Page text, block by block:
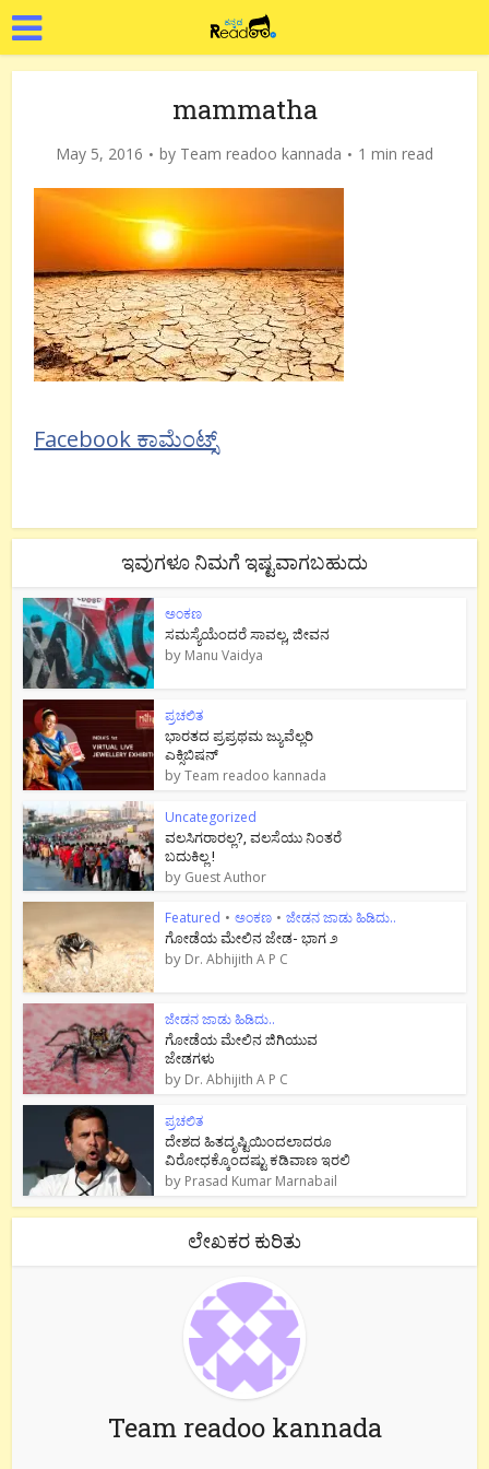
mammatha
May 5, 2016 by Team readoo kannada 1 min read
Facebook ಕಾಮೆಂಟ್ಸ್
ಇವುಗಳೂ ನಿಮಗೆ ಇಷ್ಟವಾಗಬಹುದು
ಅಂಕಣ
ಸಮಸ್ಯೆಯೆಂದರೆ ಸಾವಲ್ಲ, ಜೀವನ
by Manu Vaidya
ಪ್ರಚಲಿತ
ಭಾರತದ ಪ್ರಪ್ರಥಮ ಜ್ಯುವೆಲ್ಲರಿ
ಎಕ್ಸಿಬಿಷನ್
byTeam readoo kannada
Uncategorized
ವಲಸಿಗರಾರಲ್ಲ?, ವಲಸೆಯು ನಿಂತರೆ
ಬದುಕಿಲ್ಲ !
by Guest Author
Featured • ಅಂಕಣ • ಜೇಡನ ಜಾಡು ಹಿಡಿದು..
ಗೋಡೆಯ ಮೇಲಿನ ಜೇಡ- ಭಾಗ ೨
by Dr. Abhijith A P C
ಜೇಡನ ಜಾಡು ಹಿಡಿದು..
ಗೋಡೆಯ ಮೇಲಿನ ಜಿಗಿಯುವ
ಜೇಡಗಳು
by Dr. Abhijith A P C
ಪ್ರಚಲಿತ
ದೇಶದ ಹಿತದೃಷ್ಟಿಯಿಂದಲಾದರೂ
ವಿರೋಧಕ್ಕೊಂದಷ್ಟು ಕಡಿವಾಣ ಇರಲಿ
by Prasad Kumar Marnabail
ಲೇಖಕರ ಕುರಿತು
Team readoo kannada